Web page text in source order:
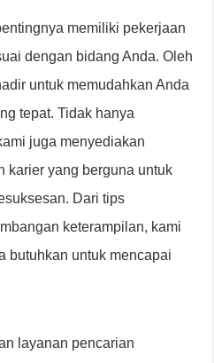
memiliki pekerjaan
dengan bidang Anda. Oleh
untuk memudahkan Anda
tepat. Tidak hanya
juga menyediakan
karier yang berguna untuk
Dari tips
keterampilan, kami
butuhkan untuk mencapai
layanan pencarian